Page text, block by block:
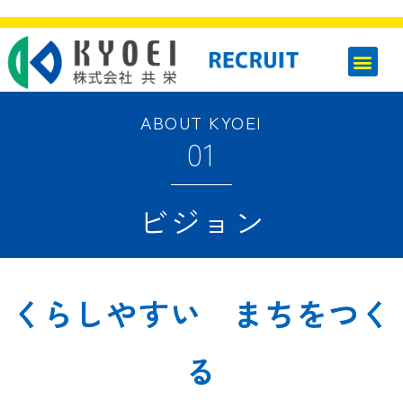
ABOUT KYOEI
01
ビジョン
くらしやすい まちをつく
る